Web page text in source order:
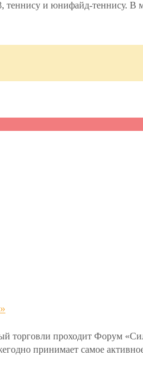
теннису и юнифайд-теннису.
торговли проходит Форум
принимает самое